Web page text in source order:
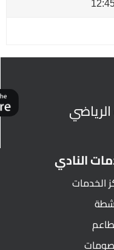
النادي
الخدمات